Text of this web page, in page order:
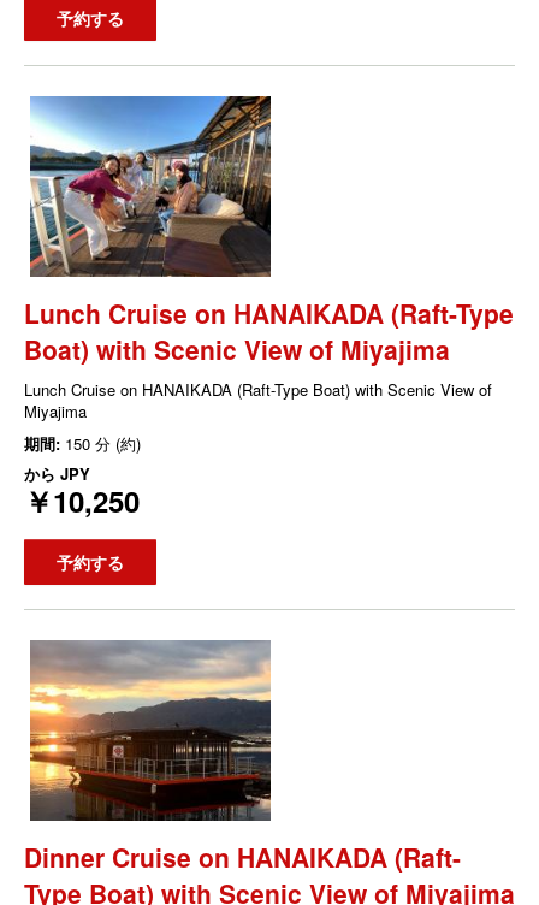
予約する
Lunch Cruise on HANAIKADA (Raft-Type
Boat) with Scenic View of Miyajima
Lunch Cruise on HANAIKADA (Raft-Type Boat) with Scenic View of
Miyajima
期間: 150 分 (約)
から JPY
￥10,250
予約する
Dinner Cruise on HANAIKADA (Raft-
Type Boat) with Scenic View of Miyajima